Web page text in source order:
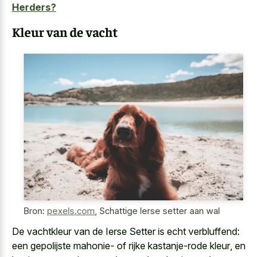
Herders?
Kleur van de vacht
Bron: pexels.com Schattige Ierse setter aan wal
De vachtkleur van de Ierse Setter is echt verbluffend:
een gepolijste mahonie- of rijke kastanje-rode kleur, en